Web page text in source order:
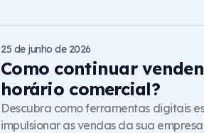
Como continuar
horário comercial?
25 de junho de 2026
Descubra como ferramentas digitais
impulsionar as vendas da sua